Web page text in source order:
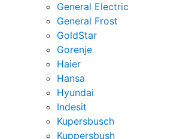
General Electric
General Frost
GoldStar
Gorenje
Haier
Hansa
Hyundai
Indesit
Kupersbusch
Kuppersbush